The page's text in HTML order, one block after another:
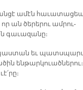
ա­մէն
ան ծե­րե­րու ամ­րու­
գա­ւա­զա­նը։
ա­պաս­տան եւ
են­թար­կուած­նե­րու։